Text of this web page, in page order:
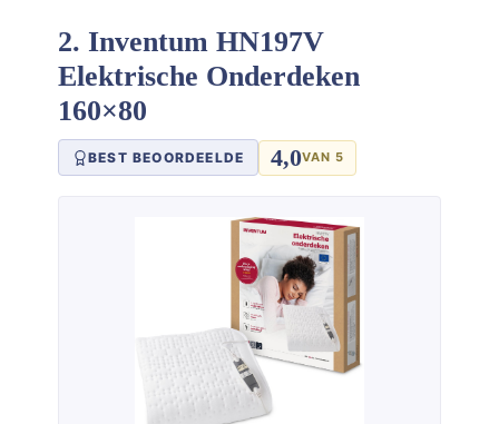
2. Inventum HN197V
Elektrische Onderdeken
160×80
BEST BEOORDEELDE 4,0VAN 5